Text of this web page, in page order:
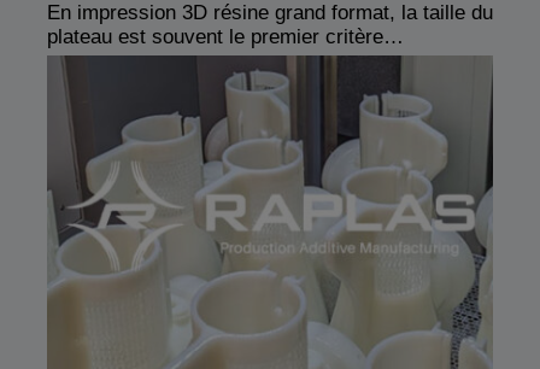
En impression 3D résine grand format, la taille du
plateau est souvent le premier critère…